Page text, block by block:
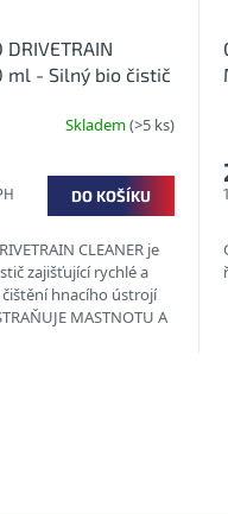
DRIVETRAIN
ml - Silný bio čistič
Skladem(>5 ks)
DO KOŠÍKU
CLEANER je
zajišťující rychlé a
hnacího ústrojí
MASTNOTU A